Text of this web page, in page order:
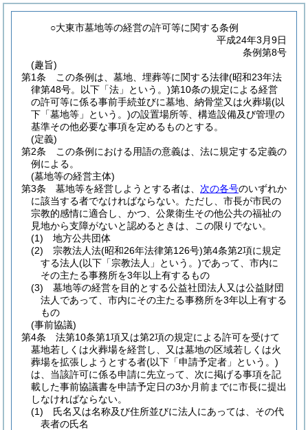
○大東市墓地等の経営の許可等に関する条例
平成24年3月9日
条例第8号
(趣旨)
第1条
この条例は、墓地、埋葬等に関する法律(昭和23年法
律第48号。以下「法」という。)第10条の規定による経営
の許可等に係る事前手続並びに墓地、納骨堂又は火葬場(以
下「墓地等」という。)の設置場所等、構造設備及び管理の
基準その他必要な事項を定めるものとする。
(定義)
第2条
この条例における用語の意義は、法に規定する定義の
例による。
(墓地等の経営主体)
第3条
墓地等を経営しようとする者は、 次の各号のいずれか
に該当する者でなければならない。 ただし、市長が市民の
宗教的感情に適合し、かつ、公衆衛生その他公共の福祉の
見地から支障がないと認めるときは、この限りでない。
(1)
地方公共団体
(2)
宗教法人法(昭和26年法律第126号)第4条第2項に規定
する法人(以下「宗教法人」という。)であって、市内に
その主たる事務所を3年以上有するもの
(3)
墓地等の経営を目的とする公益社団法人又は公益財団
法人であって、市内にその主たる事務所を3年以上有する
もの
(事前協議)
第4条
法第10条第1項又は第2項の規定による許可を受けて
墓地若しくは火葬場を経営し、又は墓地の区域若しくは火
葬場を拡張しようとする者(以下「申請予定者」という。)
は、当該許可に係る申請に先立って、次に掲げる事項を記
載した事前協議書を申請予定日の3か月前までに市長に提出
しなければならない。
(1)
氏名又は名称及び住所並びに法人にあっては、その代
表者の氏名